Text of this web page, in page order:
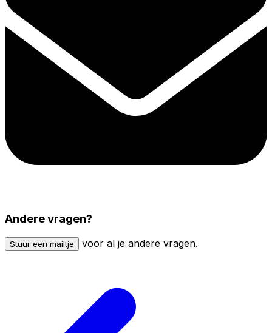
Andere vragen?
Stuur een mailtje voor al je andere vragen.